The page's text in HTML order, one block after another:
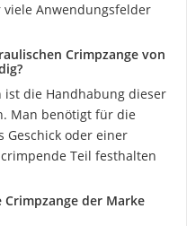
Anwendungsfelder
Crimpzange von
ist die Handhabung dieser
Man benötigt für die
Geschick oder einer
Teil festhalten
der Marke